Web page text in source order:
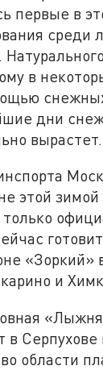
первые в
среди
в
дни
вырастет.
этой зимой
только
«Зоркий»
и
в Серпухове
области